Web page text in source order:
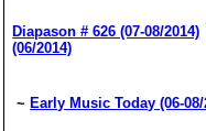
Diapason # 626 (07-08/2014)
(06/2014)
~ Early Music Today (06-08/